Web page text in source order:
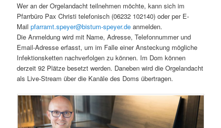
Wer an der Orgelandacht teilnehmen möchte, kann sich im
Pfarrbüro Pax Christi telefonisch (06232 102140) oder per E-
Mailpfarramt.speyer@bistum-speyer.de anmelden.
Die Anmeldung wird mit Name, Adresse, Telefonnummer und
Email-Adresse erfasst, um im Falle einer Ansteckung mögliche
Infektionsketten nachverfolgen zu können. Im Dom können
derzeit 92 Plätze besetzt werden. Daneben wird die Orgelandacht
als Live-Stream über die Kanäle des Doms übertragen.